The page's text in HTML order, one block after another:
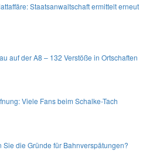
Staatsanwaltschaft ermittelt erneut
auf der A8 – 132 Verstöße in Ortschaften
Viele Fans beim Schalke-Tach
Sie die Gründe für Bahnverspätungen?